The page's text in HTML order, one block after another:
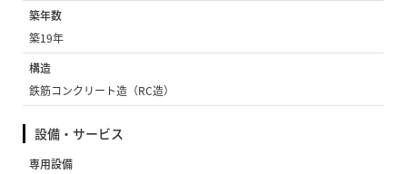
築年数
築19年
構造
鉄筋コンクリート造（RC造）
設備・サービス
専用設備